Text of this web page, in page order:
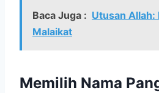
Baca Juga : Utusan Allah:
Malaikat
Memilih Nama